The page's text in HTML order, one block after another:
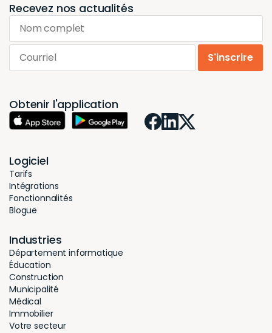
Recevez nos actualités
Nom complet
Courriel
S'inscrire
Obtenir l'application
Logiciel
Tarifs
Intégrations
Fonctionnalités
Blogue
Industries
Département informatique
Éducation
Construction
Municipalité
Médical
Immobilier
Votre secteur